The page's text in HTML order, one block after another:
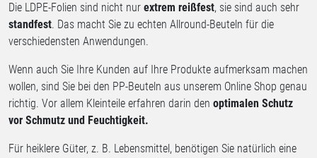
Die LDPE-Folien sind nicht nur extrem reißfest, sie sind auch sehr
standfest. Das macht Sie zu echten Allround-Beuteln für die
verschiedensten Anwendungen.
Wenn auch Sie Ihre Kunden auf Ihre Produkte aufmerksam machen
wollen, sind Sie bei den PP-Beuteln aus unserem Online Shop genau
richtig. Vor allem Kleinteile erfahren darin den optimalen Schutz
vor Schmutz und Feuchtigkeit.
Für heiklere Güter, z. B. Lebensmittel, benötigen Sie natürlich eine